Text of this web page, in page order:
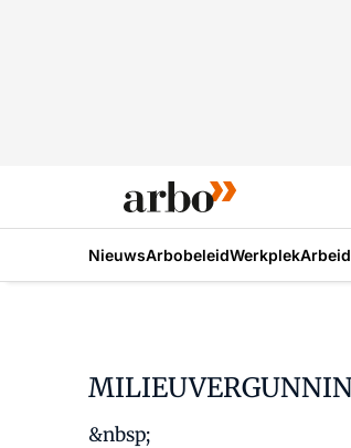
NieuwsArbobeleidWerkplek
&nbsp;